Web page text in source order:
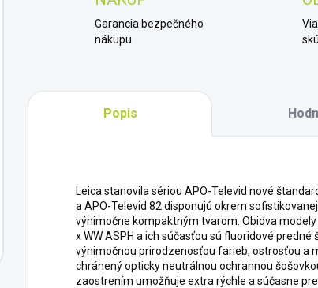
Garancia bezpečného
nákupu
Popis
Leica stanovila sériou APO-Televid nové
a APO-Televid 82 disponujú okrem
výnimočne kompaktným tvarom. Obidva
x WW ASPH a ich súčasťou sú fluoridové
výnimočnou prirodzenosťou farieb, ostrosťou a
chránený opticky neutrálnou ochrannou
zaostrením umožňuje extra rýchle a súčasne